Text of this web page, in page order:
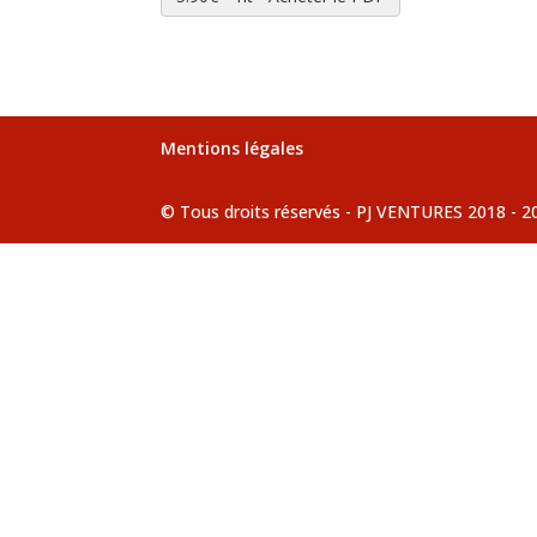
Mentions légales
© Tous droits réservés - PJ VENTURES 2018 -